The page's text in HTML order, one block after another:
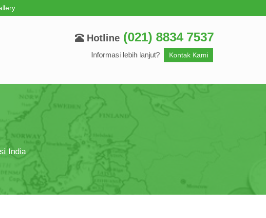
Hotline (021) 8834 7537
Informasi lebih lanjut? Kontak Kami
India